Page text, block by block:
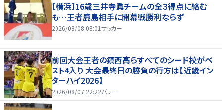
【横浜】16歳三井寺眞チームの全３得点に絡む
も…王者鹿島相手に開幕戦勝利ならず
2026/08/08 08:01サッカー
前回大会王者の鎮西高らすべてのシード校がベ
スト4入り 大会最終日の勝負の行方は【近畿イン
ターハイ2026】
2026/08/07 22:22バレー